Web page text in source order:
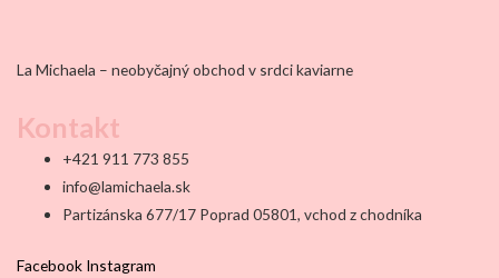
La Michaela – neobyčajný obchod v srdci kaviarne
Kontakt
+421 911 773 855
info@lamichaela.sk
Partizánska 677/17 Poprad 05801, vchod z chodníka
Facebook Instagram